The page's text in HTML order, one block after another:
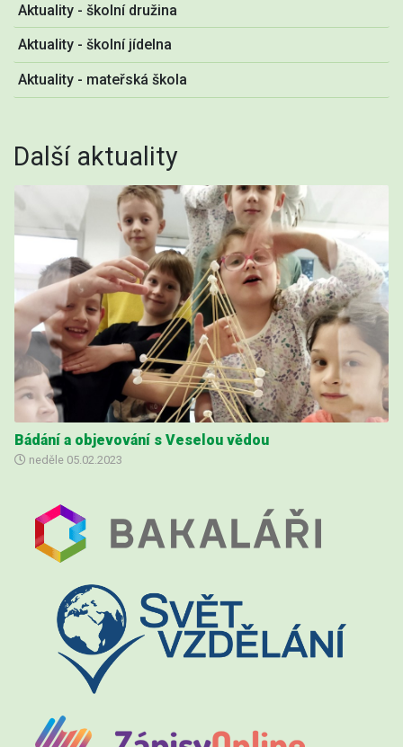
Aktuality - školní družina
Aktuality - školní jídelna
Aktuality - mateřská škola
Další aktuality
Bádání a objevování s Veselou vědou
neděle 05.02.2023